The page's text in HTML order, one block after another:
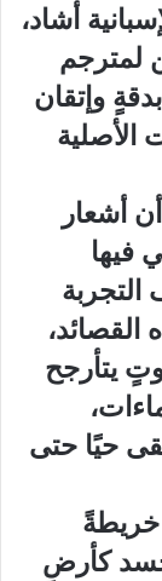
أشاد،
لمترجم
وإتقان
الأصلية
أشعار
فيها
القصائد،
يتأرجح
حيًا حتى
خريطةً
كأرضٍ